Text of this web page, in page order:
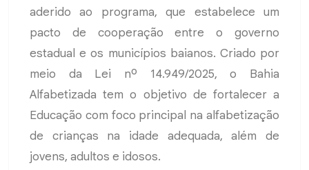
aderido ao programa, que estabelece um
pacto de cooperação entre o governo
estadual e os municípios baianos. Criado por
meio da Lei nº 14.949/2025, o Bahia
Alfabetizada tem o objetivo de fortalecer a
Educação com foco principal na alfabetização
de crianças na idade adequada, além de
jovens, adultos e idosos.